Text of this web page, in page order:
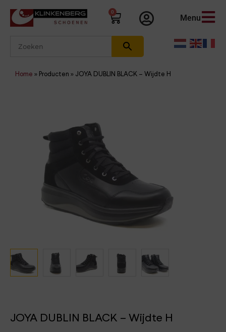
0
Menu
Home » Producten » JOYA DUBLIN BLACK – Wijdte H
JOYA DUBLIN BLACK – Wijdte H